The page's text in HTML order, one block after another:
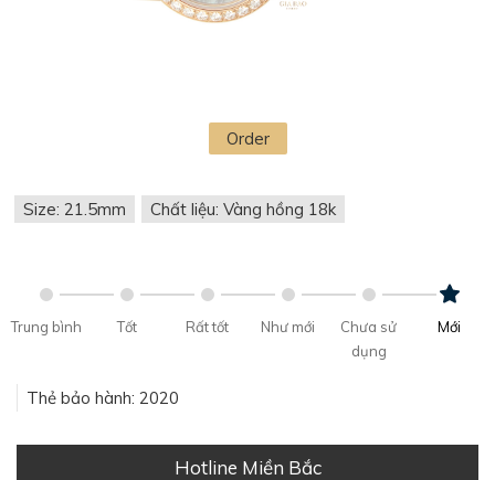
Order
Size: 21.5mm Chất liệu: Vàng hồng 18k
Trung bình Tốt Rất tốt Như mới
Chưa sử
dụng
Mới
Thẻ bảo hành: 2020
Hotline Miền Bắc